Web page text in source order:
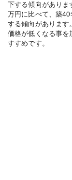
下する傾向がありま
万円に比べて、築
する傾向があります
価格が低くなる事を
すすめです。